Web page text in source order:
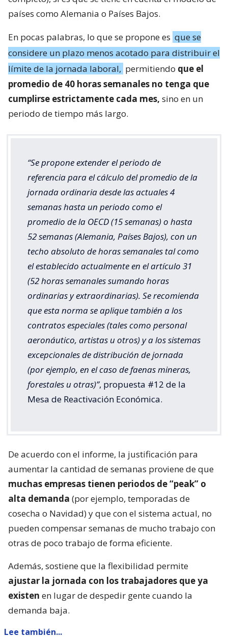
países como Alemania o Países Bajos.
En pocas palabras, lo que se propone es que se
considere un plazo menos acotado para distribuir el
límite de la jornada laboral, permitiendo que el
promedio de 40 horas semanales no tenga que
cumplirse estrictamente cada mes, sino en un
periodo de tiempo más largo.
“Se propone extender el periodo de
referencia para el cálculo del promedio de la
jornada ordinaria desde las actuales 4
semanas hasta un periodo como el
promedio de la OECD (15 semanas) o hasta
52 semanas (Alemania, Países Bajos), con un
techo absoluto de horas semanales tal como
el establecido actualmente en el artículo 31
(52 horas semanales sumando horas
ordinarias y extraordinarias). Se recomienda
que esta norma se aplique también a los
contratos especiales (tales como personal
aeronáutico, artistas u otros) y a los sistemas
excepcionales de distribución de jornada
(por ejemplo, en el caso de faenas mineras,
forestales u otras)”, propuesta #12 de la
Mesa de Reactivación Económica.
De acuerdo con el informe, la justificación para
aumentar la cantidad de semanas proviene de que
muchas empresas tienen periodos de “peak” o
alta demanda (por ejemplo, temporadas de
cosecha o Navidad) y que con el sistema actual, no
pueden compensar semanas de mucho trabajo con
otras de poco trabajo de forma eficiente.
Además, sostiene que la flexibilidad permite
ajustar la jornada con los trabajadores que ya
existen en lugar de despedir gente cuando la
demanda baja.
Lee también...